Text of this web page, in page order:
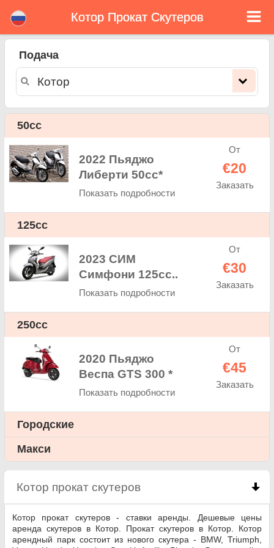
Котор прокат скутеров
Котор прокат скутеров - ставки аренды. Дешевые цены аренда скутеров в Котор. Прокат скутеров в Котор. Котор
бронирования на сайте. Мгновенно можно взять напрокат в скутеров в Котор - Неограниченный пробег, GPS, скутеров
оснащение для верховой езды, приграничного аренды.
Котор Прокат Скутеров
Подача
50cc
2022 Пьяджо
Либерти 50cc*
Показать подробности
От
€20
Заказать
125cc
2023 СИМ
Симфони 125cc..
Показать подробности
От
€30
Заказать
250cc
2020 Пьяджо
Веспа GTS 300 *
Показать подробности
От
€45
Заказать
Городские
Макси
Котор прокат скутеров click to collapse contents
Котор прокат скутеров - ставки аренды. Дешевые цены
аренда скутеров в Котор. Прокат скутеров в Котор. Котор
арендный парк состоит из нового скутера - BMW, Triumph,